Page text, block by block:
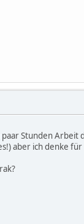
Stunden
aber ich denke